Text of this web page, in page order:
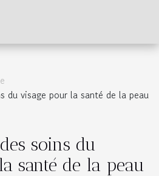
du visage pour la santé de la peau
soins du
santé de la peau